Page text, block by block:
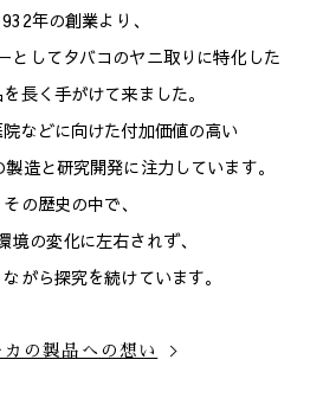
年の創業より、
としてタバコのヤニ取りに特化した
長く手がけて来ました。
などに向けた付加価値の高い
製造と研究開発に注力しています。
その歴史の中で、
境の変化に左右されず、
がら探究を続けています。
カの製品への想い